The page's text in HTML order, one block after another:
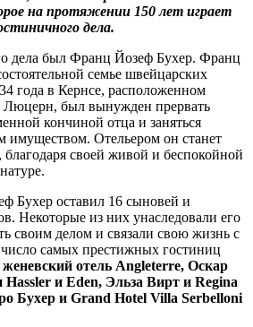
на протяжении 150 лет играет
дела.
дела был Франц Йозеф Бухер. Франц
семье швейцарских
года в Кернсе, расположенном
Люцерн, был вынужден прервать
кончиной отца и заняться
имуществом. Отельером он станет
благодаря своей живой и беспокойной
Бухер оставил 16 сыновей и
Некоторые из них унаследовали его
своим делом и связали свою жизнь с
самых престижных гостиниц
отель Angleterre, Оскар
и Eden, Эльза Вирт и Regina
Бухер и Grand Hotel Villa Serbelloni